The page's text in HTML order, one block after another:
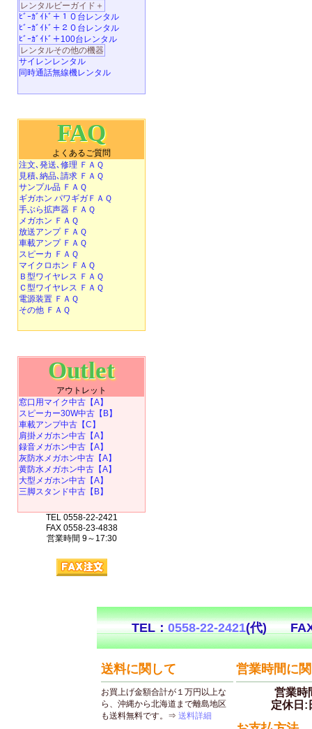
レンタルビーガイド＋
ﾋﾞｰｶﾞｲﾄﾞ＋１０台レンタル
ﾋﾞｰｶﾞｲﾄﾞ＋２０台レンタル
ﾋﾞｰｶﾞｲﾄﾞ＋100台レンタル
レンタルその他の機器
サイレンレンタル
同時通話無線機レンタル
FAQ
よくあるご質問
注文､発送､修理 ＦＡＱ
見積､納品､請求 ＦＡＱ
サンプル品 ＦＡＱ
ギガホン パワギガＦＡＱ
手ぶら拡声器 ＦＡＱ
メガホン ＦＡＱ
放送アンプ ＦＡＱ
車載アンプ ＦＡＱ
スピーカ ＦＡＱ
マイクロホン ＦＡＱ
Ｂ型ワイヤレス ＦＡＱ
Ｃ型ワイヤレス ＦＡＱ
電源装置 ＦＡＱ
その他 ＦＡＱ
Outlet
アウトレット
窓口用マイク中古【A】
スピーカー30W中古【B】
車載アンプ中古【C】
肩掛メガホン中古【A】
録音メガホン中古【A】
灰防水メガホン中古【A】
黄防水メガホン中古【A】
大型メガホン中古【A】
三脚スタンド中古【B】
TEL 0558-22-2421
FAX 0558-23-4838
営業時間 9～17:30